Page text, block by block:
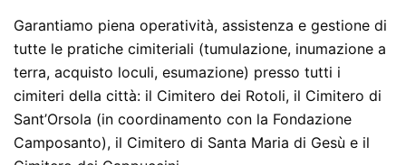
Garantiamo piena operatività, assistenza e gestione di
tutte le pratiche cimiteriali (tumulazione, inumazione a
terra, acquisto loculi, esumazione) presso tutti i
cimiteri della città: il Cimitero dei Rotoli, il Cimitero di
Sant’Orsola (in coordinamento con la Fondazione
Camposanto), il Cimitero di Santa Maria di Gesù e il